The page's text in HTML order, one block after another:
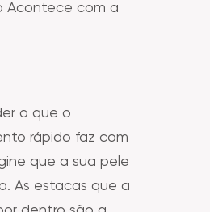
Acontece com a
o que o
rápido faz com
que a sua pele
As estacas que a